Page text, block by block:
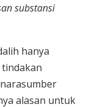
substansi
hanya
alasan untuk